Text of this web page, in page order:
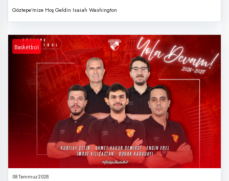
Göztepe’mize Hoş Geldin Isaiah Washington
Basketbol
08 Temmuz 2026